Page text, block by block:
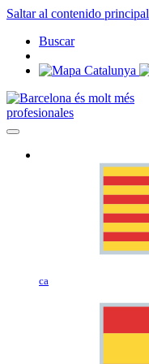
Saltar al contenido principal
Buscar
profesionales
ca